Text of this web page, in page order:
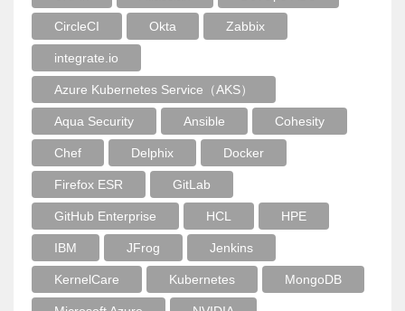
CircleCI Okta Zabbix
integrate.io
Azure Kubernetes Service（AKS）
Aqua Security Ansible Cohesity
Chef Delphix Docker
Firefox ESR GitLab
GitHub Enterprise HCL HPE
IBM JFrog Jenkins
KernelCare Kubernetes MongoDB